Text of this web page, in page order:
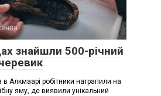
знайшли 500-річний
в Алкмаарі робітники натрапили на
яму, де виявили унікальний